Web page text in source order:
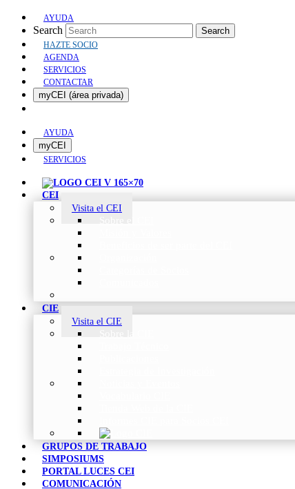
AYUDA
Search Search
HAZTE SOCIO
AGENDA
SERVICIOS
CONTACTAR
myCEI (área privada)
AYUDA
myCEI
SERVICIOS
CEI
Visita el CEI
CIE
Visita el CIE
GRUPOS DE TRABAJO
SIMPOSIUMS
PORTAL LUCES CEI
COMUNICACIÓN